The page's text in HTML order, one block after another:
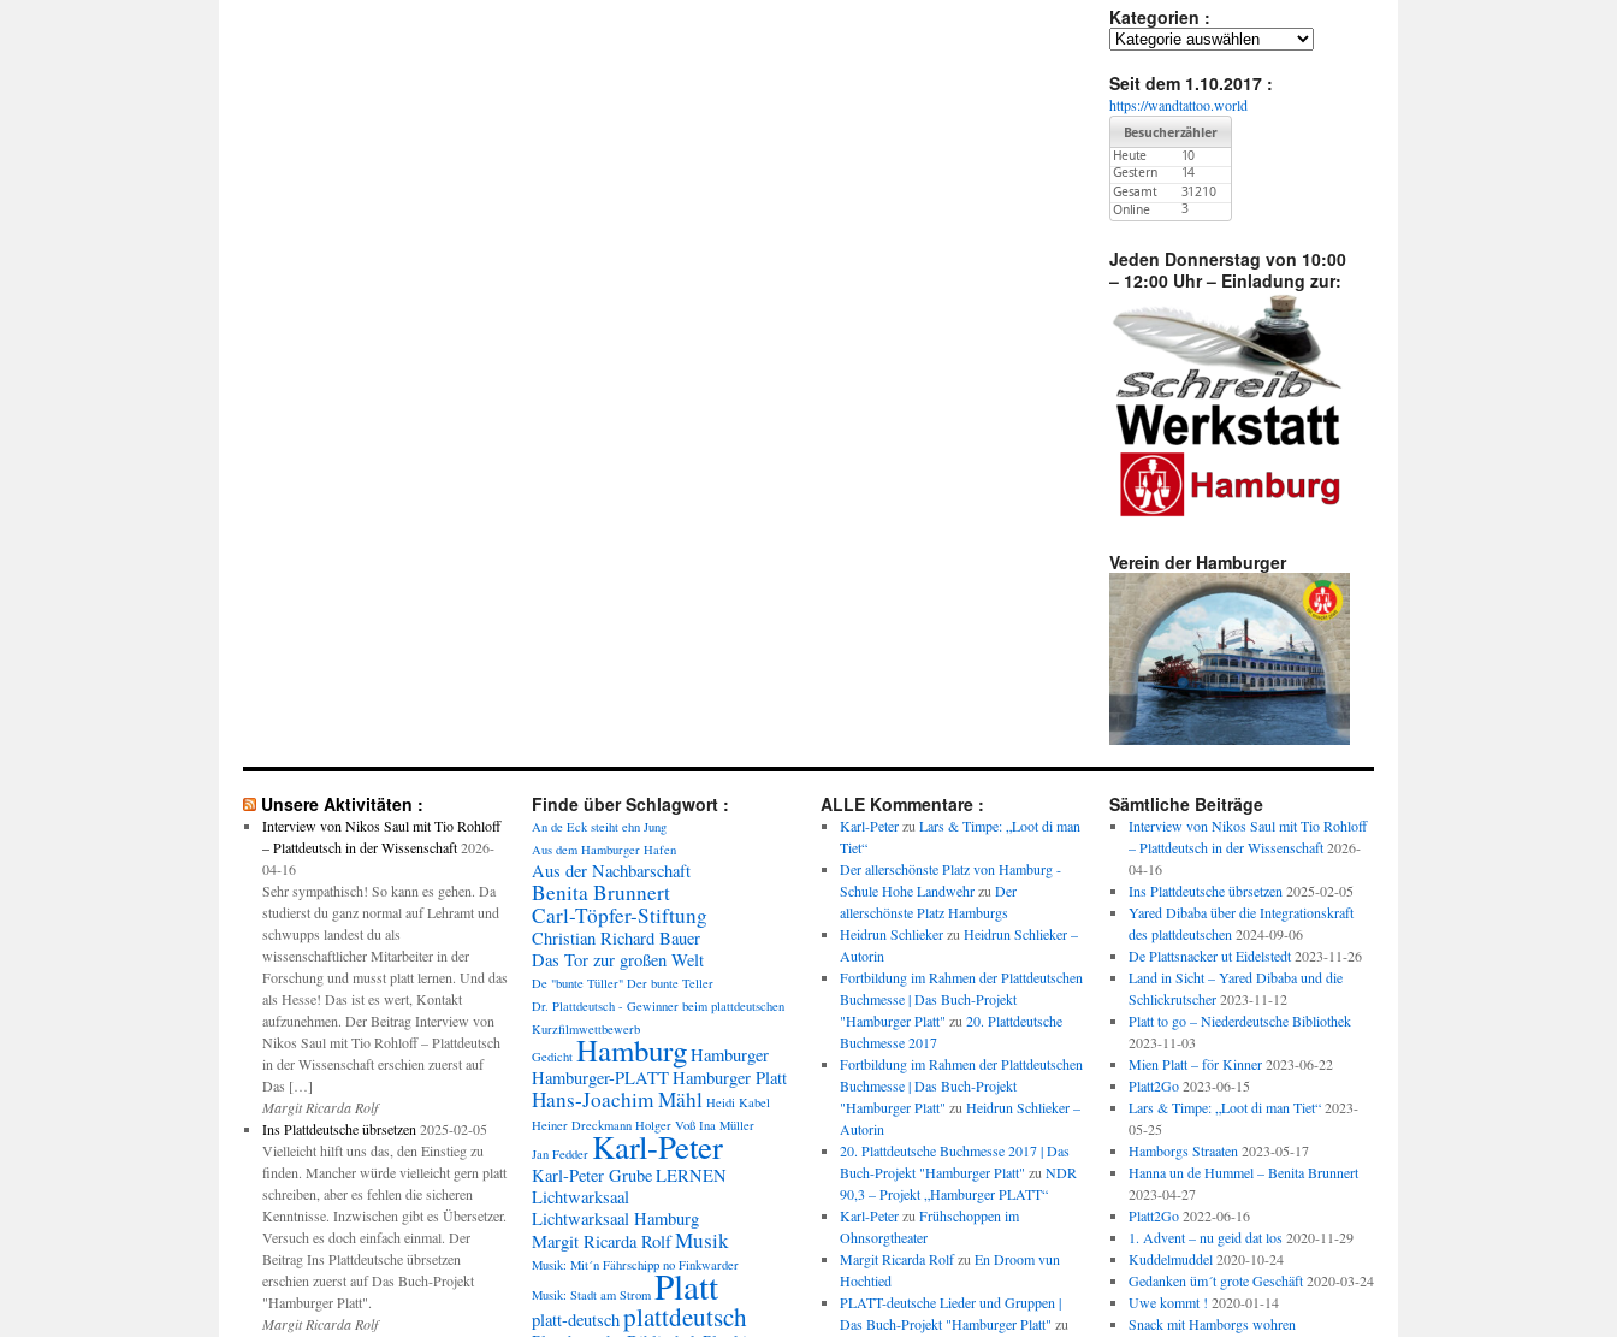
Kategorien :
Kategorien
Seit dem 1.10.2017 :
https://wandtattoo.world
Jeden Donnerstag von 10:00
– 12:00 Uhr – Einladung zur:
Verein der Hamburger
Unsere Aktivitäten :
Interview von Nikos Saul mit Tio Rohloff
– Plattdeutsch in der Wissenschaft 2026-
04-16
Sehr sympathisch! So kann es gehen. Da
studierst du ganz normal auf Lehramt und
schwupps landest du als
wissenschaftlicher Mitarbeiter in der
Forschung und musst platt lernen. Und das
als Hesse! Das ist es wert, Kontakt
aufzunehmen. Der Beitrag Interview von
Nikos Saul mit Tio Rohloff – Plattdeutsch
in der Wissenschaft erschien zuerst auf
Das […]
Margit Ricarda Rolf
Ins Plattdeutsche übrsetzen 2025-02-05
Vielleicht hilft uns das, den Einstieg zu
finden. Mancher würde vielleicht gern platt
schreiben, aber es fehlen die sicheren
Kenntnisse. Inzwischen gibt es Übersetzer.
Versuch es doch einfach einmal. Der
Beitrag Ins Plattdeutsche übrsetzen
erschien zuerst auf Das Buch-Projekt
"Hamburger Platt".
Margit Ricarda Rolf
Finde über Schlagwort :
An de Eck steiht ehn Jung
Aus dem Hamburger Hafen
Aus der Nachbarschaft
Benita Brunnert
Carl-Töpfer-Stiftung
Christian Richard Bauer
Das Tor zur großen Welt
De "bunte Tüller" Der bunte Teller
Dr. Plattdeutsch - Gewinner beim plattdeutschen
Kurzfilmwettbewerb
Gedicht HamburgHamburger
Hamburger-PLATTHamburger Platt
Hans-Joachim Mähl Heidi Kabel
Heiner Dreckmann Holger Voß Ina Müller
Jan Fedder Karl-Peter
Karl-Peter GrubeLERNEN
Lichtwarksaal
Lichtwarksaal Hamburg
Margit Ricarda RolfMusik
Musik: Mit´n Fährschipp no Finkwarder
Musik: Stadt am Strom Platt
platt-deutschplattdeutsch
ALLE Kommentare :
Karl-Peterzu Lars & Timpe: „Loot di man
Tiet“
Der allerschönste Platz von Hamburg -
Schule Hohe Landwehrzu Der
allerschönste Platz Hamburgs
Heidrun Schliekerzu Heidrun Schlieker –
Autorin
Fortbildung im Rahmen der Plattdeutschen
Buchmesse | Das Buch-Projekt
"Hamburger Platt" zu 20. Plattdeutsche
Buchmesse 2017
Fortbildung im Rahmen der Plattdeutschen
Buchmesse | Das Buch-Projekt
"Hamburger Platt" zu Heidrun Schlieker –
Autorin
20. Plattdeutsche Buchmesse 2017 | Das
Buch-Projekt "Hamburger Platt" zu NDR
90,3 – Projekt „Hamburger PLATT“
Karl-Peterzu Frühschoppen im
Ohnsorgtheater
Margit Ricarda Rolfzu En Droom vun
Hochtied
PLATT-deutsche Lieder und Gruppen |
Das Buch-Projekt "Hamburger Platt" zu
Sämtliche Beiträge
Interview von Nikos Saul mit Tio Rohloff
– Plattdeutsch in der Wissenschaft 2026-
04-16
Ins Plattdeutsche übrsetzen 2025-02-05
Yared Dibaba über die Integrationskraft
des plattdeutschen 2024-09-06
De Plattsnacker ut Eidelstedt 2023-11-26
Land in Sicht – Yared Dibaba und die
Schlickrutscher 2023-11-12
Platt to go – Niederdeutsche Bibliothek
2023-11-03
Mien Platt – för Kinner 2023-06-22
Platt2Go 2023-06-15
Lars & Timpe: „Loot di man Tiet“ 2023-
05-25
Hamborgs Straaten 2023-05-17
Hanna un de Hummel – Benita Brunnert
2023-04-27
Platt2Go 2022-06-16
1. Advent – nu geid dat los 2020-11-29
Kuddelmuddel 2020-10-24
Gedanken üm´t grote Geschäft 2020-03-24
Uwe kommt ! 2020-01-14
Snack mit Hamborgs wohren